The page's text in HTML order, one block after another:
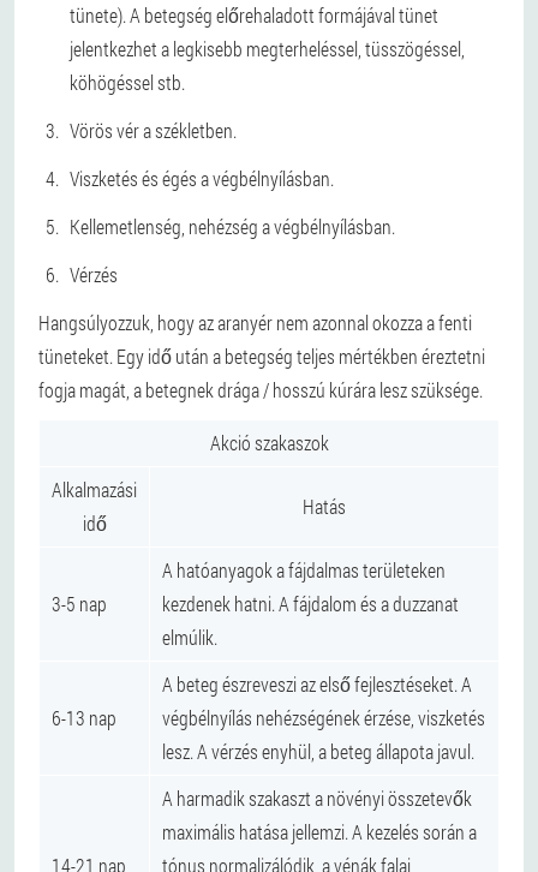
tünete). A betegség előrehaladott formájával tünet
jelentkezhet a legkisebb megterheléssel, tüsszögéssel,
köhögéssel stb.
Vörös vér a székletben.
Viszketés és égés a végbélnyílásban.
Kellemetlenség, nehézség a végbélnyílásban.
Vérzés
Hangsúlyozzuk, hogy az aranyér nem azonnal okozza a fenti
tüneteket. Egy idő után a betegség teljes mértékben éreztetni
fogja magát, a betegnek drága / hosszú kúrára lesz szüksége.
Akció szakaszok
Alkalmazási
idő
Hatás
3-5 nap
A hatóanyagok a fájdalmas területeken
kezdenek hatni. A fájdalom és a duzzanat
elmúlik.
6-13 nap
A beteg észreveszi az első fejlesztéseket. A
végbélnyílás nehézségének érzése, viszketés
lesz. A vérzés enyhül, a beteg állapota javul.
14-21 nap
A harmadik szakaszt a növényi összetevők
maximális hatása jellemzi. A kezelés során a
tónus normalizálódik, a vénák falai